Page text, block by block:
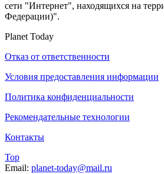
сети "Интернет", находящихся на
Федерации)".
Planet Today
Отказ от ответственности
Условия предоставления информации
Политика конфиденциальности
Рекомендательные технологии
Контакты
Top
Email: planet-today@mail.ru